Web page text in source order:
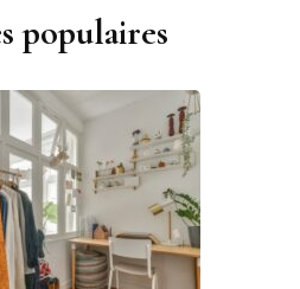
populaires